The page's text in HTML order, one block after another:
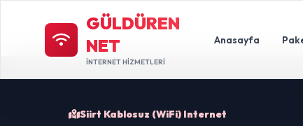
GÜLDÜREN
NET
İNTERNET HİZMETLERİ
Anasayfa
Siirt Kablosuz (WiFi) Internet